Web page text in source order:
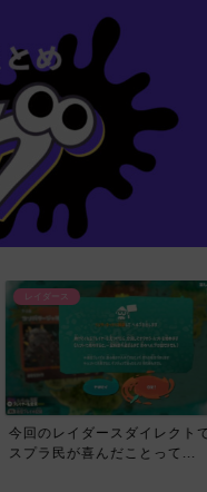
レイダース
今回のレイダースダイレクト
スプラ民が喜んだことって...